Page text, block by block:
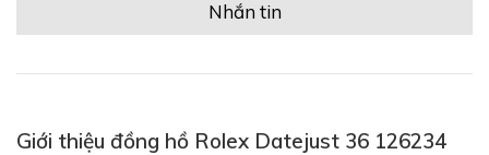
Nhắn tin
Giới thiệu đồng hồ Rolex Datejust 36 126234